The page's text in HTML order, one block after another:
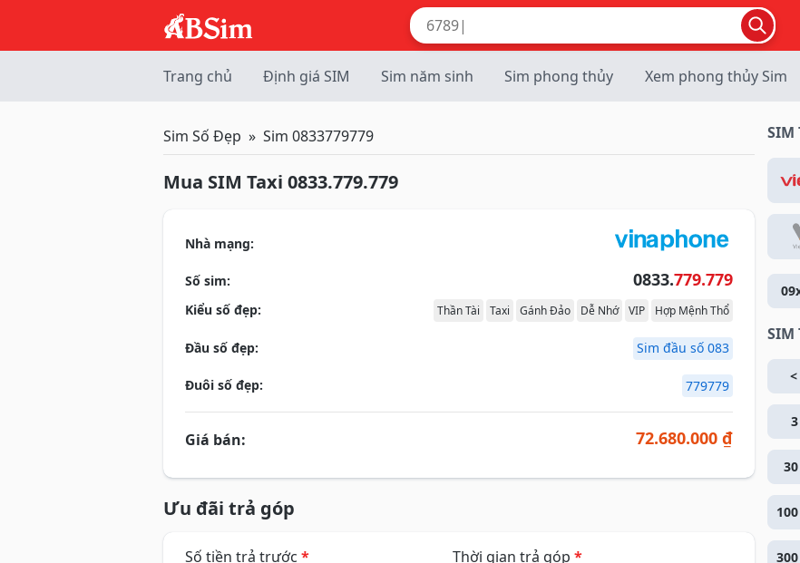
Trang chủ Định giá SIM Sim năm sinh Sim phong thủy Xem phong thủy Sim
Sim Số Đẹp Sim 0833779779
Mua SIM Taxi 0833.779.779
Nhà mạng:
Số sim: 0833.779.779
Kiểu số đẹp: Thần Tài Taxi Gánh Đảo Dễ Nhớ VIP Hợp Mệnh Thổ
Đầu số đẹp: Sim đầu số 083
Đuôi số đẹp: 779779
Giá bán: 72.680.000 ₫
Ưu đãi trả góp
Số tiền trả trước * Thời gian trả góp *
SIM
SIM